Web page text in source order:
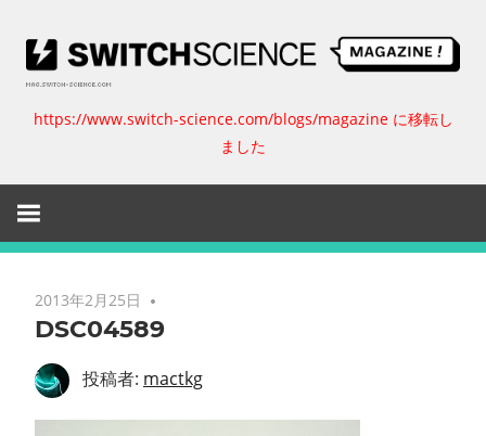
ッ
ス
イ
ッ
イ
https://www.switch-science.com/blogs/magazine に移転し
ました
2013年2月25日
DSC04589
投稿者: mactkg